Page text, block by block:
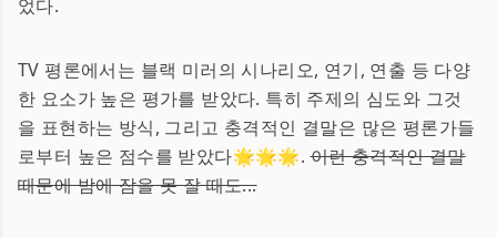
었다.
TV 평론에서는 블랙 미러의 시나리오, 연기, 연출 등 다양
한 요소가 높은 평가를 받았다. 특히 주제의 심도와 그것
을 표현하는 방식, 그리고 충격적인 결말은 많은 평론가들
로부터 높은 점수를 받았다🌟🌟🌟.이런 충격적인 결말
때문에 밤에 잠을 못 잘 때도...